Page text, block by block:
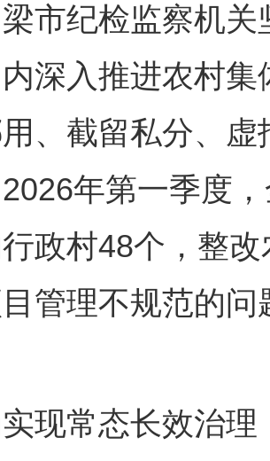
纪检监察机关
深入推进农村集
、截留私分、
年第一季度
政村48个，整
管理不规范的
常态长效治理